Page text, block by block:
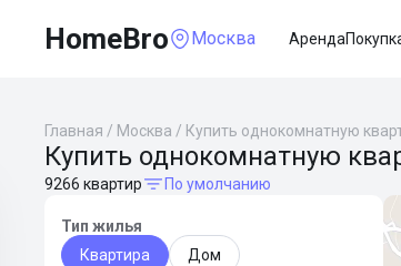
HomeBro Москва Аренда
Главная / Москва / Купить однокомнатную
Купить однокомнатную
9266 квартир По умолчанию
Тип жилья
Квартира
Дом